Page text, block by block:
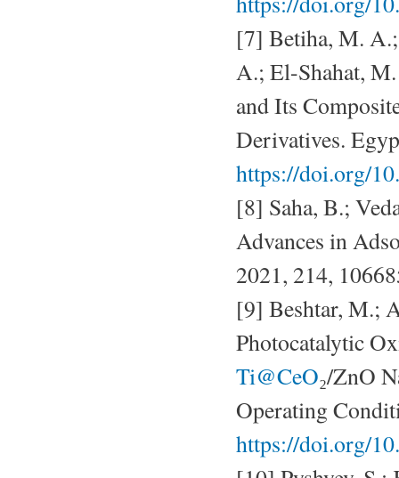
[7] Betiha, M.
A.; El-Shahat,
and Its
Derivatives.
https://doi.org/
[8] Saha, B.;
Advances in
2021, 214,
[9] Beshtar, M.;
Photocatalytic
Ti@CeO₂/ZnO
Operating
https://doi.org/